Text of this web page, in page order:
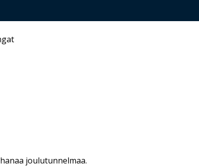
joulutunnelmaa.